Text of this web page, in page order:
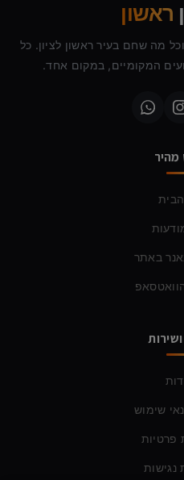
ראשון
מה שחם בעיר ראשון לציון. כל
המקומיים, במקום אחד.
מהיר
באתר
שימוש
פרטיות
נגישות